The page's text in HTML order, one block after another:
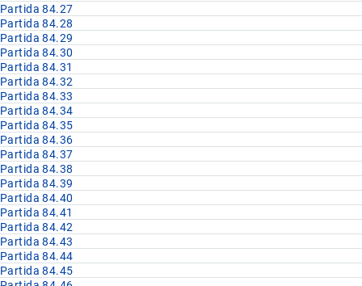
Partida 84.27
Partida 84.28
Partida 84.29
Partida 84.30
Partida 84.31
Partida 84.32
Partida 84.33
Partida 84.34
Partida 84.35
Partida 84.36
Partida 84.37
Partida 84.38
Partida 84.39
Partida 84.40
Partida 84.41
Partida 84.42
Partida 84.43
Partida 84.44
Partida 84.45